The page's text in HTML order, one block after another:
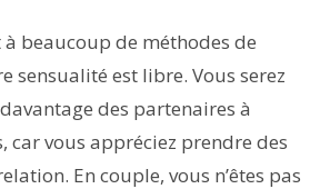
à beaucoup de méthodes de
sensualité est libre. Vous serez
des partenaires à
car vous appréciez prendre des
En couple, vous n’êtes pas